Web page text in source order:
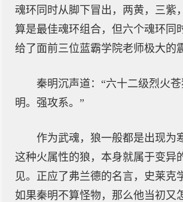
魂环同时从脚下冒出，两黄，三紫
算是最佳魂环组合，但六个魂环同
给了面前三位蓝霸学院老师极大的
秦明沉声道：“六十二级烈火
明。强攻系。”
作为武魂，狼一般都是出现为
这种火属性的狼，本身就属于变异
见。正应了弗兰德的名言，史莱克
如果秦明不算怪物，那么他当初又